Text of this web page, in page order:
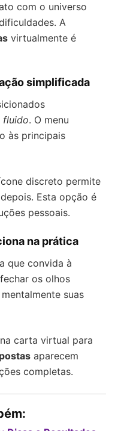
com o universo
A
virtualmente é
simplificada
fluido. O menu
às principais
discreto permite
Esta opção é
pessoais.
na prática
que convida à
os olhos
suas
carta virtual para
aparecem
completas.